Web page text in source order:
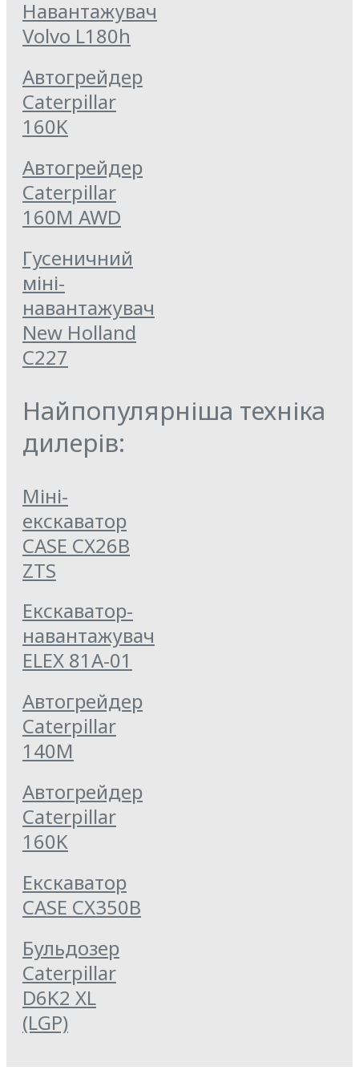
Навантажувач
Volvo L180h
Автогрейдер
Caterpillar
160K
Автогрейдер
Caterpillar
160M AWD
Гусеничний
міні-
навантажувач
New Holland
C227
Найпопулярніша техніка
дилерів:
Міні-
екскаватор
CASE CX26B
ZTS
Екскаватор-
навантажувач
ELEX 81А-01
Автогрейдер
Caterpillar
140M
Автогрейдер
Caterpillar
160K
Екскаватор
CASE CX350B
Бульдозер
Caterpillar
D6K2 XL
(LGP)